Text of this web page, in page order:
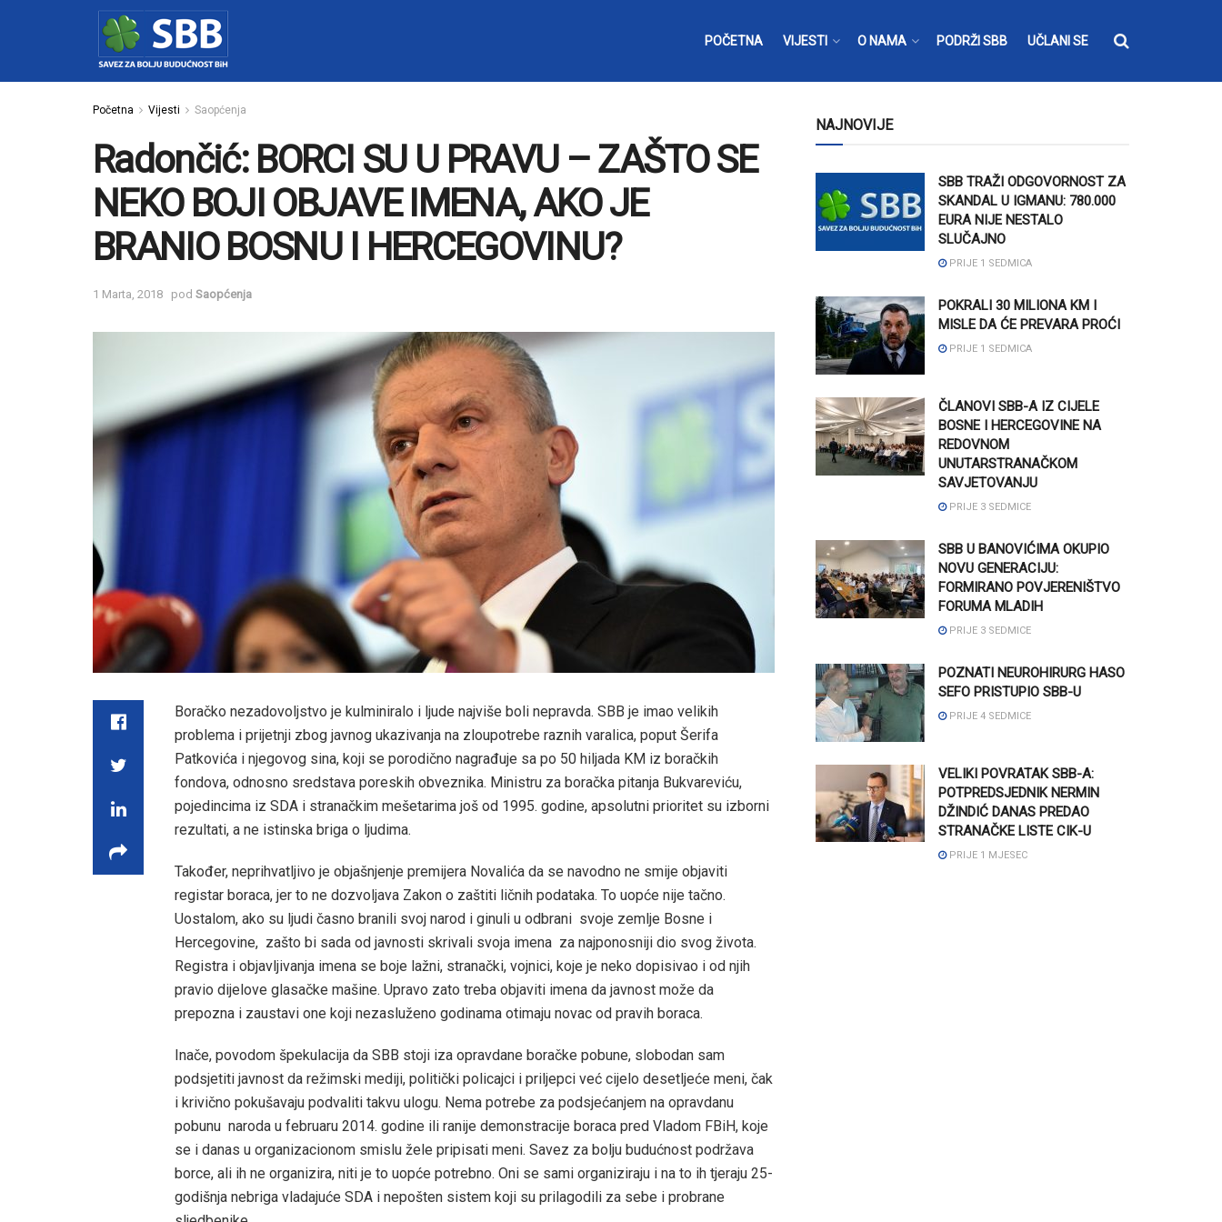
POČETNA VIJESTI O NAMA PODRŽI SBB UČLANI SE
Početna Vijesti Saopćenja
Radončić: BORCI SU U PRAVU – ZAŠTO SE
NEKO BOJI OBJAVE IMENA, AKO JE
BRANIO BOSNU I HERCEGOVINU?
1 Marta, 2018 pod Saopćenja
Boračko nezadovoljstvo je kulminiralo i ljude najviše boli nepravda. SBB je imao velikih
problema i prijetnji zbog javnog ukazivanja na zloupotrebe raznih varalica, poput Šerifa
Patkovića i njegovog sina, koji se porodično nagrađuje sa po 50 hiljada KM iz boračkih
fondova, odnosno sredstava poreskih obveznika. Ministru za boračka pitanja Bukvareviću,
pojedincima iz SDA i stranačkim mešetarima još od 1995. godine, apsolutni prioritet su izborni
rezultati, a ne istinska briga o ljudima.
Također, neprihvatljivo je objašnjenje premijera Novalića da se navodno ne smije objaviti
registar boraca, jer to ne dozvoljava Zakon o zaštiti ličnih podataka. To uopće nije tačno.
Uostalom, ako su ljudi časno branili svoj narod i ginuli u odbrani svoje zemlje Bosne i
Hercegovine, zašto bi sada od javnosti skrivali svoja imena za najponosniji dio svog života.
Registra i objavljivanja imena se boje lažni, stranački, vojnici, koje je neko dopisivao i od njih
pravio dijelove glasačke mašine. Upravo zato treba objaviti imena da javnost može da
prepozna i zaustavi one koji nezasluženo godinama otimaju novac od pravih boraca.
Inače, povodom špekulacija da SBB stoji iza opravdane boračke pobune, slobodan sam
podsjetiti javnost da režimski mediji, politički policajci i priljepci već cijelo desetljeće meni, čak
i krivično pokušavaju podvaliti takvu ulogu. Nema potrebe za podsjećanjem na opravdanu
pobunu naroda u februaru 2014. godine ili ranije demonstracije boraca pred Vladom FBiH, koje
se i danas u organizacionom smislu žele pripisati meni. Savez za bolju budućnost podržava
borce, ali ih ne organizira, niti je to uopće potrebno. Oni se sami organiziraju i na to ih tjeraju 25-
godišnja nebriga vladajuće SDA i nepošten sistem koji su prilagodili za sebe i probrane
NAJNOVIJE
SBB TRAŽI ODGOVORNOST ZA
SKANDAL U IGMANU: 780.000
EURA NIJE NESTALO
SLUČAJNO
PRIJE 1 SEDMICA
POKRALI 30 MILIONA KM I
MISLE DA ĆE PREVARA PROĆI
PRIJE 1 SEDMICA
ČLANOVI SBB-A IZ CIJELE
BOSNE I HERCEGOVINE NA
REDOVNOM
UNUTARSTRANAČKOM
SAVJETOVANJU
PRIJE 3 SEDMICE
SBB U BANOVIĆIMA OKUPIO
NOVU GENERACIJU:
FORMIRANO POVJERENIŠTVO
FORUMA MLADIH
PRIJE 3 SEDMICE
POZNATI NEUROHIRURG HASO
SEFO PRISTUPIO SBB-U
PRIJE 4 SEDMICE
VELIKI POVRATAK SBB-A:
POTPREDSJEDNIK NERMIN
DŽINDIĆ DANAS PREDAO
STRANAČKE LISTE CIK-U
PRIJE 1 MJESEC